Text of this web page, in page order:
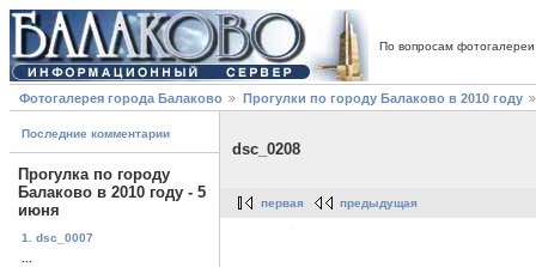
По вопросам
Фотогалерея города Балаково Прогулки по городу Балаково в 2010 году
Последние комментарии
Прогулка по городу
Балаково в 2010 году - 5
июня
1. dsc_0007
dsc_0208
первая предыдущая